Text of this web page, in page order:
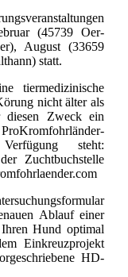
(45739 Oer-
August (33659
statt.
tiermedizinische
nicht älter als
Zweck ein
steht:
Zuchtbuchstelle
Ablauf einer
Hund optimal
Einkreuzprojekt
HD-